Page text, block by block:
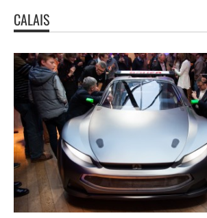
CALAIS